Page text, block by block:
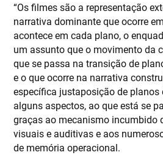
“Os filmes são a representação
narrativa dominante que ocorre
acontece em cada plano, o
um assunto que o movimento da
que se passa na transição de
e o que ocorre na narrativa
específica justaposição de planos
alguns aspectos, ao que está se
graças ao mecanismo incumbido
visuais e auditivas e aos
de memória operacional.